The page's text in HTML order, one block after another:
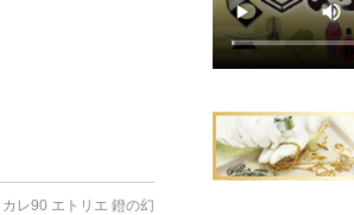
レ90 エトリエ 鐙の幻